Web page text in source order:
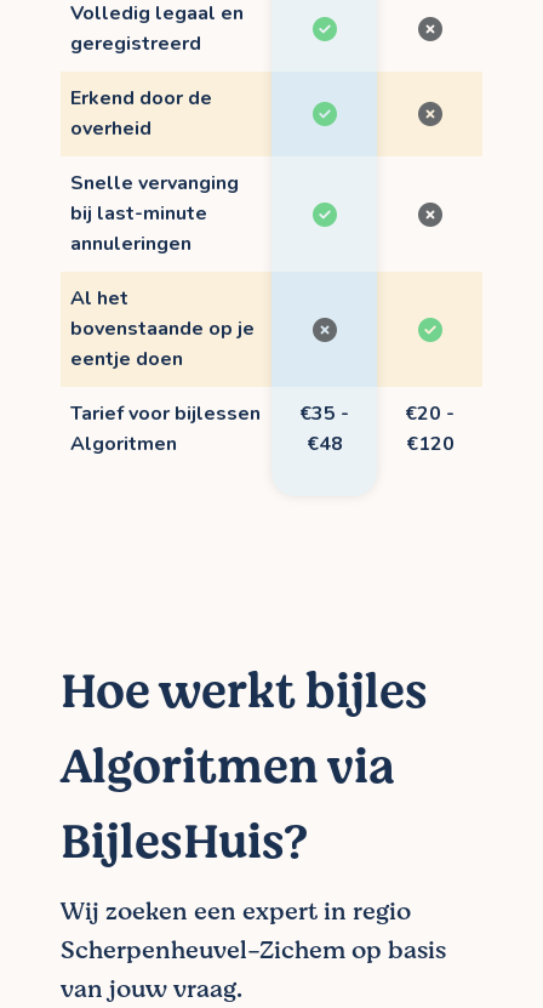
Volledig legaal en
geregistreerd
Erkend door de
overheid
Snelle vervanging
bij last-minute
annuleringen
Al het
bovenstaande op je
eentje doen
Tarief voor bijlessen
Algoritmen
€35 -
€48
€20 -
€120
Hoe werkt bijles
Algoritmen via
BijlesHuis?
Wij zoeken een expert in regio
Scherpenheuvel-Zichem op basis
van jouw vraag.